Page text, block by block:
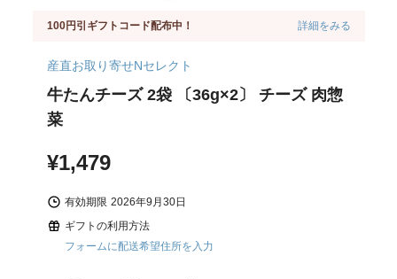
100円引ギフトコード配布中！ 詳細をみる
産直お取り寄せNセレクト
牛たんチーズ 2袋 〔36g×2〕 チーズ 肉惣
菜
¥1,479
有効期限 2026年9月30日
ギフトの利用方法
フォームに配送希望住所を入力